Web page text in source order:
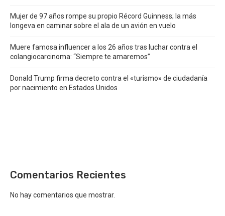
Mujer de 97 años rompe su propio Récord Guinness; la más
longeva en caminar sobre el ala de un avión en vuelo
Muere famosa influencer a los 26 años tras luchar contra el
colangiocarcinoma: “Siempre te amaremos”
Donald Trump firma decreto contra el «turismo» de ciudadanía
por nacimiento en Estados Unidos
Comentarios Recientes
No hay comentarios que mostrar.